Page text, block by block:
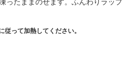
って加熱してください。